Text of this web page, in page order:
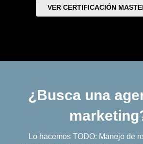
VER CERTIFICACIÓN
¿Busca una
Lo hacemos TODO: Manejo de